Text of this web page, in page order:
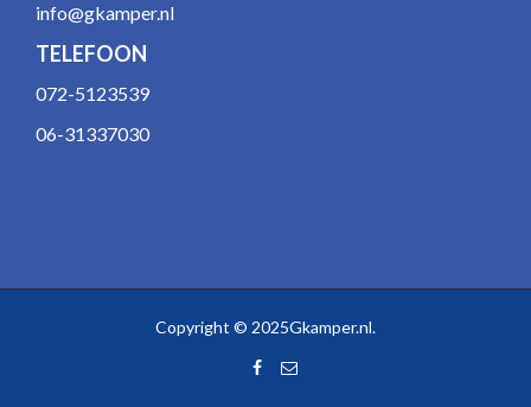
info@gkamper.nl
TELEFOON
072-5123539
06-31337030
Copyright © 2025Gkamper.nl.